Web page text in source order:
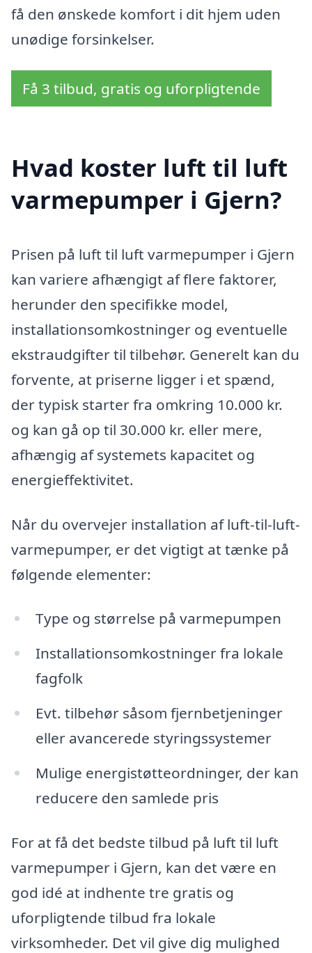
få den ønskede komfort i dit hjem uden
unødige forsinkelser.
Få 3 tilbud, gratis og uforpligtende
Hvad koster luft til luft
varmepumper i Gjern?
Prisen på luft til luft varmepumper i Gjern
kan variere afhængigt af flere faktorer,
herunder den specifikke model,
installationsomkostninger og eventuelle
ekstraudgifter til tilbehør. Generelt kan du
forvente, at priserne ligger i et spænd,
der typisk starter fra omkring 10.000 kr.
og kan gå op til 30.000 kr. eller mere,
afhængig af systemets kapacitet og
energieffektivitet.
Når du overvejer installation af luft-til-luft-
varmepumper, er det vigtigt at tænke på
følgende elementer:
Type og størrelse på varmepumpen
Installationsomkostninger fra lokale
fagfolk
Evt. tilbehør såsom fjernbetjeninger
eller avancerede styringssystemer
Mulige energistøtteordninger, der kan
reducere den samlede pris
For at få det bedste tilbud på luft til luft
varmepumper i Gjern, kan det være en
god idé at indhente tre gratis og
uforpligtende tilbud fra lokale
virksomheder. Det vil give dig mulighed